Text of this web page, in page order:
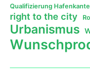
Qualifizierung Hafenkante
right to the city
Urbanismus